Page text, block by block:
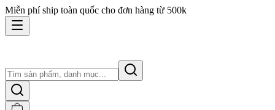
Miễn phí ship toàn quốc cho đơn hàng từ 500k